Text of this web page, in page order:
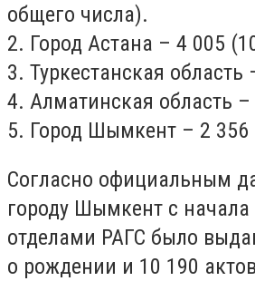
общего числа).
2. Город Астана – 4 005
3. Туркестанская область
4. Алматинская область –
5. Город Шымкент – 2 356
Согласно официальным
городу Шымкент с начала
отделами РАГС было
о рождении и 10 190